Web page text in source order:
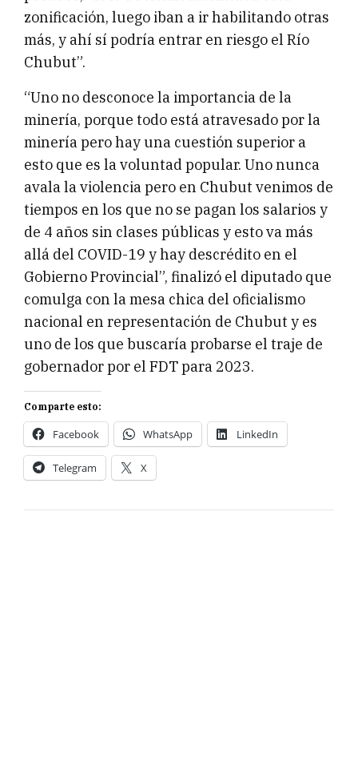
zonificación, luego iban a ir habilitando otras
más, y ahí sí podría entrar en riesgo el Río
Chubut”.
“Uno no desconoce la importancia de la
minería, porque todo está atravesado por la
minería pero hay una cuestión superior a
esto que es la voluntad popular. Uno nunca
avala la violencia pero en Chubut venimos de
tiempos en los que no se pagan los salarios y
de 4 años sin clases públicas y esto va más
allá del COVID-19 y hay descrédito en el
Gobierno Provincial”, finalizó el diputado que
comulga con la mesa chica del oficialismo
nacional en representación de Chubut y es
uno de los que buscaría probarse el traje de
gobernador por el FDT para 2023.
Comparte esto:
Facebook WhatsApp LinkedIn
Telegram X